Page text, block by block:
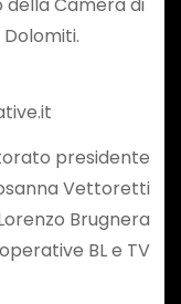
presidente
Vettoretti
Brugnera
BL e TV